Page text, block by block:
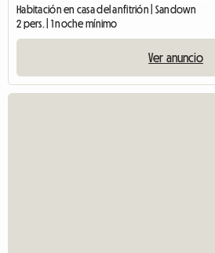
Habitación en casa del anfitrión | Sandown
2 pers. | 1 noche mínimo
Ver anuncio